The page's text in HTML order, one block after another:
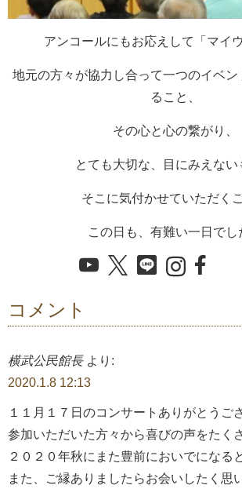
アンコールにもお応えして「マイ
地元の方々が協力し合って一つのイベ
ること、
その心と心の繋がり、
とても大切な、目にみえない
そこに気付かせていただくご
この日も、有難い一日でし
コメント
横武公民館長 より:
2020.1.8 12:13
１１月１７日のコンサートありがとうご
参加いただいた方々から喜びの声をたく
２０２０年秋にまた豊前においでになる
また、ご縁ありましたらお会いしたく思